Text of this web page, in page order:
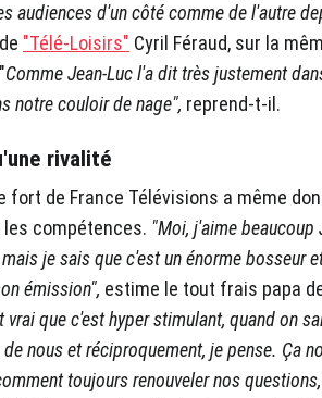
audiences d'un côté comme de l'autre
"Télé-Loisirs" Cyril Féraud, sur la
Comme Jean-Luc l'a dit très justement
notre couloir de nage", reprend-t-il.
rivalité
fort de France Télévisions a même
compétences. "Moi, j'aime beaucoup
je sais que c'est un énorme bosseur
émission", estime le tout frais papa
vrai que c'est hyper stimulant, quand on
nouset réciproquement, je pense. Ça
toujours renouveler nos